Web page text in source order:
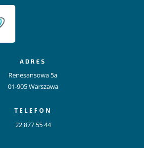
ADRES
Renesansowa 5a
01-905 Warszawa
TELEFON
22 877 55 44